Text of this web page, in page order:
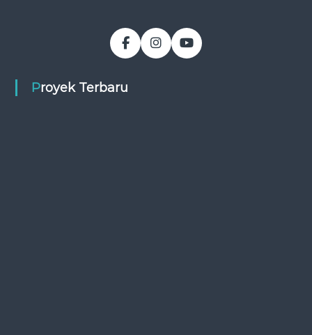
Proyek Terbaru